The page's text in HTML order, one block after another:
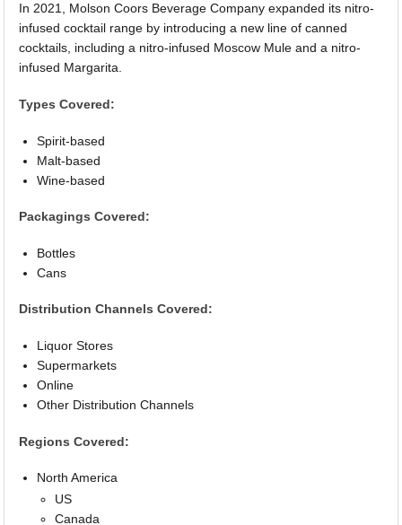
In 2021, Molson Coors Beverage Company expanded its nitro-
infused cocktail range by introducing a new line of canned
cocktails, including a nitro-infused Moscow Mule and a nitro-
infused Margarita.
Types Covered:
Spirit-based
Malt-based
Wine-based
Packagings Covered:
Bottles
Cans
Distribution Channels Covered:
Liquor Stores
Supermarkets
Online
Other Distribution Channels
Regions Covered:
North America
US
Canada